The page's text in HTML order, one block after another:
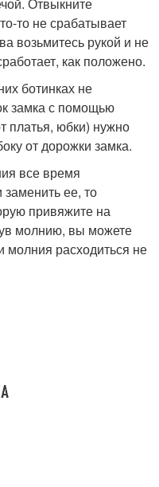
то не срабатывает
возьмитесь рукой и не
как положено.
ботинках не
замка с помощью
платья, юбки) нужно
от дорожки замка.
все время
заменить ее, то
привяжите на
молнию, вы можете
молния расходиться не